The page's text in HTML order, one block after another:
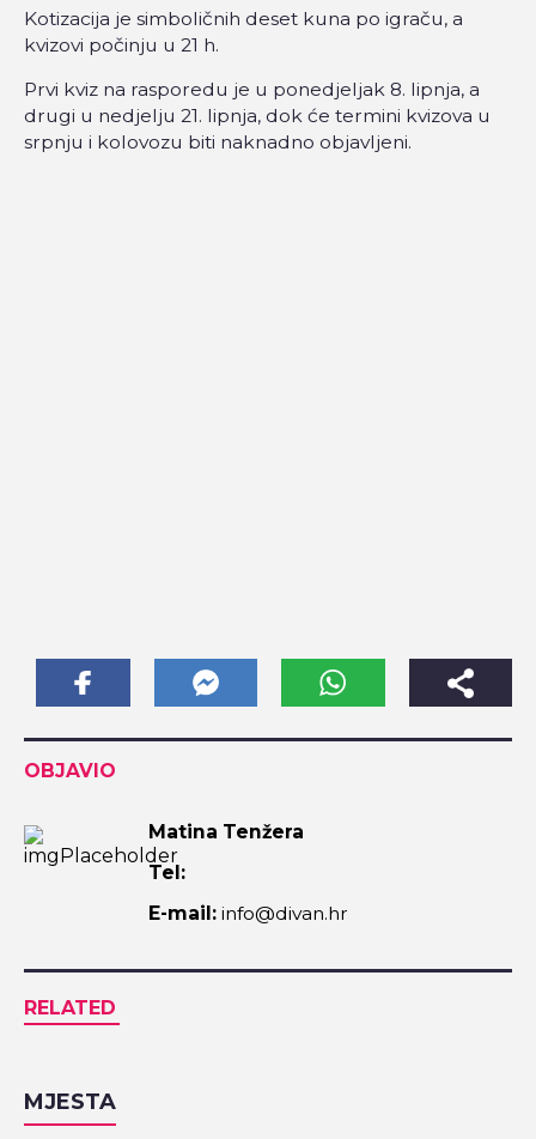
Kotizacija je simboličnih deset kuna po igraču, a
kvizovi počinju u 21 h.
Prvi kviz na rasporedu je u ponedjeljak 8. lipnja, a
drugi u nedjelju 21. lipnja, dok će termini kvizova u
srpnju i kolovozu biti naknadno objavljeni.
OBJAVIO
Matina Tenžera
Tel:
E-mail: info@divan.hr
RELATED
MJESTA